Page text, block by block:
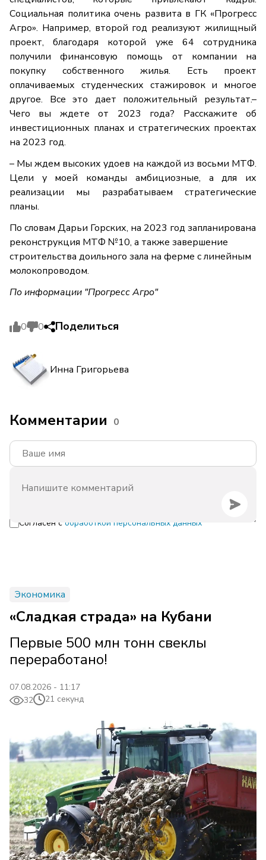
Социальная политика очень развита в ГК «Прогресс
Агро». Например, второй год реализуют жилищный
проект, благодаря которой уже 64 сотрудника
получили финансовую помощь от компании на
покупку собственного жилья. Есть проект
оплачиваемых студенческих стажировок и многое
другое. Все это дает положительный результат.–
Чего вы ждете от 2023 года? Расскажите об
инвестиционных планах и стратегических проектах
на 2023 год.
– Мы ждем высоких удоев на каждой из восьми МТФ.
Цели у моей команды амбициозные, а для их
реализации мы разрабатываем стратегические
планы.
По словам Дарьи Горских, на 2023 год запланирована
реконструкция МТФ №10, а также завершение
строительства доильного зала на ферме с линейным
молокопроводом.
По информации "Прогресс Агро"
0 0 Поделиться
Инна Григорьева
Комментарии 0
Согласен с обработкой персональных данных
Экономика
«Сладкая страда» на Кубани
Первые 500 млн тонн свеклы
переработано!
07.08.2026 - 11:17
32
21 секунд